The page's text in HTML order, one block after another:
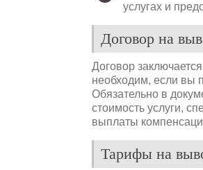
услугах и
Договор на
Договор
необходим, если вы
Обязательно в
стоимость услуги,
выплаты
Тарифы на